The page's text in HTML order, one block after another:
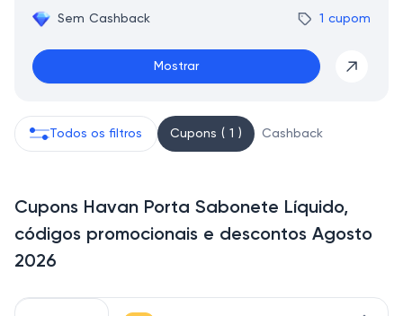
Sem Cashback 1 cupom
Mostrar
Todos os filtros Cupons ( 1 ) Cashback
Cupons Havan Porta Sabonete Líquido,
códigos promocionais e descontos Agosto
2026